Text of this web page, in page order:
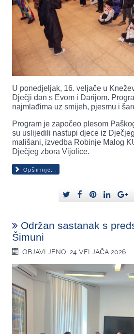
U ponedjeljak, 16. veljače u
Dječji dan s Evom i Darijom.
najmlađima uz smijeh, pjesmu i
Program je započeo plesom
su uslijedili nastupi djece iz
mališani, izvedba Robinje Malog
Dječjeg zbora Vijolice.
Opširnije...
Održan sastanak s
Šimuni
OBJAVLJENO: 24 VELJAČA 2026